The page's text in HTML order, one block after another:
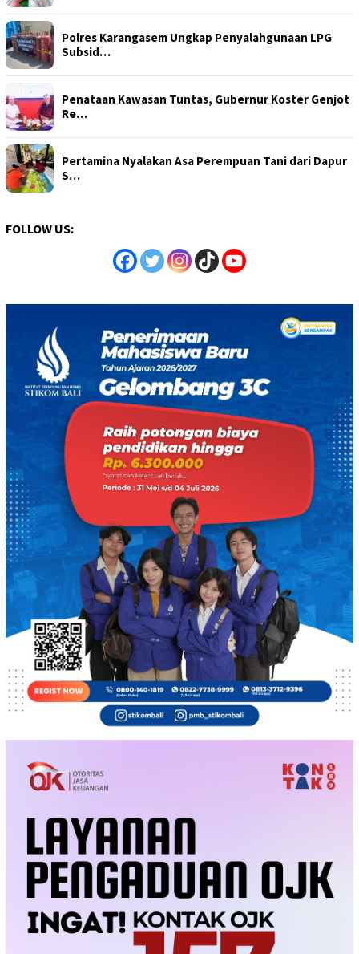
Polres Karangasem Ungkap Penyalahgunaan LPG
Subsid…
Penataan Kawasan Tuntas, Gubernur Koster Genjot
Re…
Pertamina Nyalakan Asa Perempuan Tani dari Dapur
S…
FOLLOW US: